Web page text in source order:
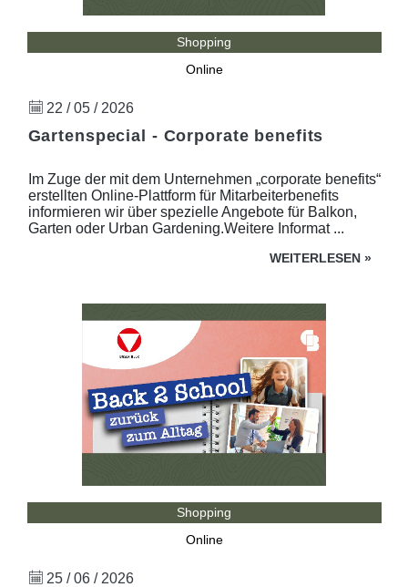
Shopping
Online
22 / 05 / 2026
Gartenspecial - Corporate benefits
Im Zuge der mit dem Unternehmen „corporate benefits“
erstellten Online-Plattform für Mitarbeiterbenefits
informieren wir über spezielle Angebote für Balkon,
Garten oder Urban Gardening.Weitere Informat ...
WEITERLESEN »
Shopping
Online
25 / 06 / 2026